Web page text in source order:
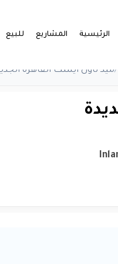
الرئيسية المشاريع للبيع
/ميد تاون ايست القاهرة